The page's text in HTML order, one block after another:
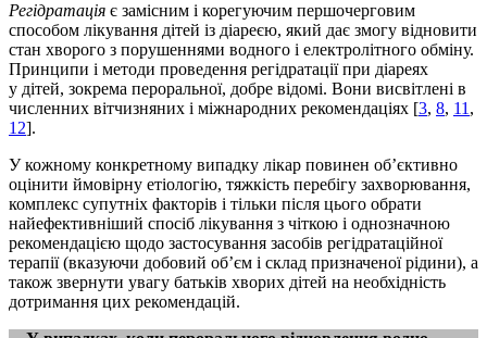
Регідратація є замісним і корегуючим першочерговим
способом лікування дітей із діареєю, який дає змогу відновити
стан хворого з порушеннями водного і електролітного обміну.
Принципи і методи проведення регідратації при діареях
у дітей, зокрема пероральної, добре відомі. Вони висвітлені в
численних вітчизняних і міжнародних рекомендаціях [3, 8, 11 ,
12].
У кожному конкретному випадку лікар повинен об’єктивно
оцінити ймовірну етіологію, тяжкість перебігу захворювання,
комплекс супутніх факторів і тільки після цього обрати
найефективніший спосіб лікування з чіткою і однозначною
рекомендацією щодо застосування засобів регідратаційної
терапії (вказуючи добовий об’єм і склад призначеної рідини), а
також звернути увагу батьків хворих дітей на необхідність
дотримання цих рекомендацій.